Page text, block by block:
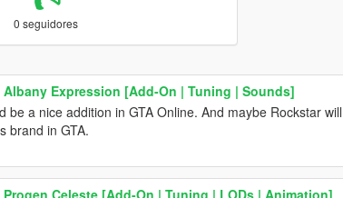
0 seguidores
Albany Expression [Add-On | Tuning | Sounds]
be a nice addition in GTA Online. And maybe Rockstar
brand in GTA.
Progen Celeste [Add-On | Tuning | LODs | Animation]